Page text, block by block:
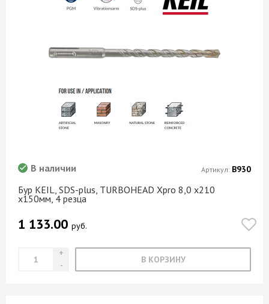
Бур KEIL, SDS-plus, TURBOHEAD Xpro 8,0 х210
х150мм, 4 резца
В наличии
1 133.00 руб.
В КОРЗИНУ
Артикул: В930